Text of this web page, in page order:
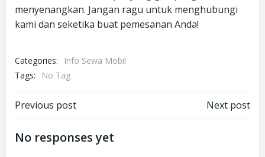
menyenangkan. Jangan ragu untuk menghubungi
kami dan seketika buat pemesanan Anda!
Categories:
Info Sewa Mobil
Tags:
No Tag
Post
navigation
Previous post Next post
No responses yet